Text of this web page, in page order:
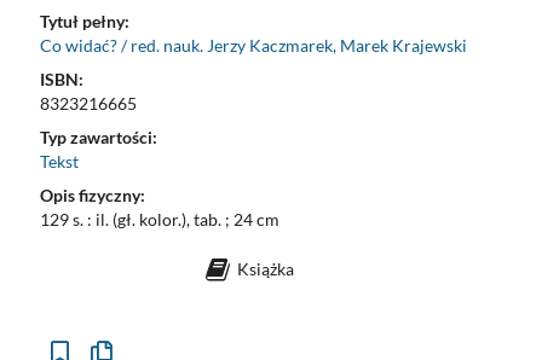
Tytuł pełny:
Co widać? / red. nauk. Jerzy Kaczmarek, Marek Krajewski
ISBN:
8323216665
Typ zawartości:
Tekst
Opis fizyczny:
129 s. : il. (gł. kolor.), tab. ; 24 cm
Książka